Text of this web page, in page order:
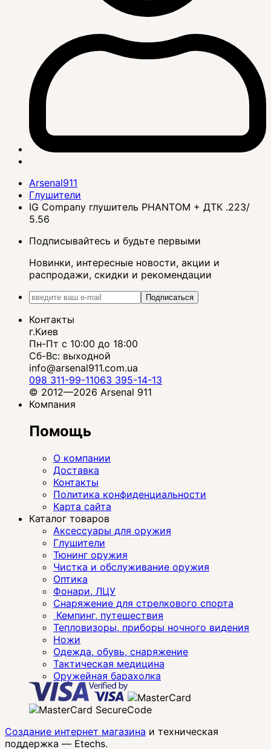
Arsenal911
Глушители
IG Company глушитель PHANTOM + ДТК .223/
5.56
Подписывайтесь и будьте первыми
Новинки, интересные новости, акции и
распродажи, скидки и рекомендации
Подписаться
Контакты
г.Киев
Пн-Пт с 10:00 до 18:00
Сб-Вс: выходной
info@arsenal911.com.ua
098 311-99-11063 395-14-13
© 2012—2026 Arsenal 911
Компания
Помощь
О компании
Доставка
Контакты
Политика конфиденциальности
Карта сайта
Каталог товаров
Аксессуары для оружия
Глушители
Тюнинг оружия
Чистка и обслуживание оружия
Оптика
Фонари, ЛЦУ
Снаряжение для стрелкового спорта
Кемпинг, путешествия
Тепловизоры, приборы ночного видения
Ножи
Одежда, обувь, снаряжение
Тактическая медицина
Оружейная барахолка
Создание интернет магазина и техническая
поддержка — Etechs.